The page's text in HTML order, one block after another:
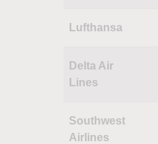
Lufthansa
Delta Air
Lines
Southwest
Airlines